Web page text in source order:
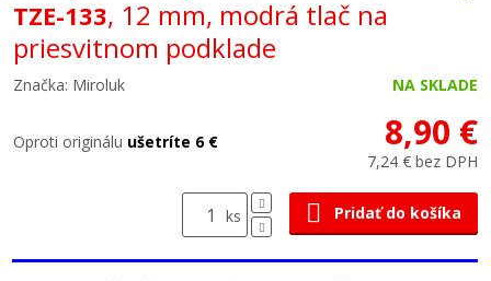
TZE-133, 12 mm, modrá tlač na
priesvitnom podklade
Značka: Miroluk NA SKLADE
Oproti originálu ušetríte 6 € 8,90 €
7,24 € bez DPH
ks Pridať do košíka